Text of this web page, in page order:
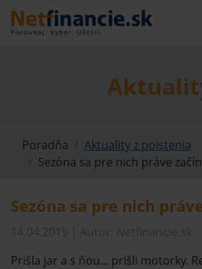
Poradňa
Aktuality z poistenia
Sezóna sa pre nich práve
Sezóna sa pre nich
14.04.2015 | Autor: Netfinancie.sk
Prišla jar a s ňou... prišli motorky.